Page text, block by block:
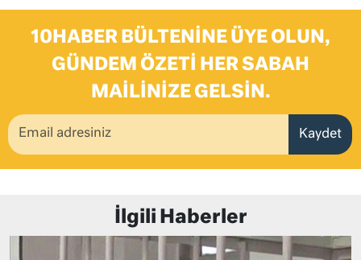
10HABER BÜLTENINE ÜYE OLUN,
GÜNDEM ÖZETI HER SABAH
MAILINIZE GELSIN.
Kaydet
İlgili Haberler